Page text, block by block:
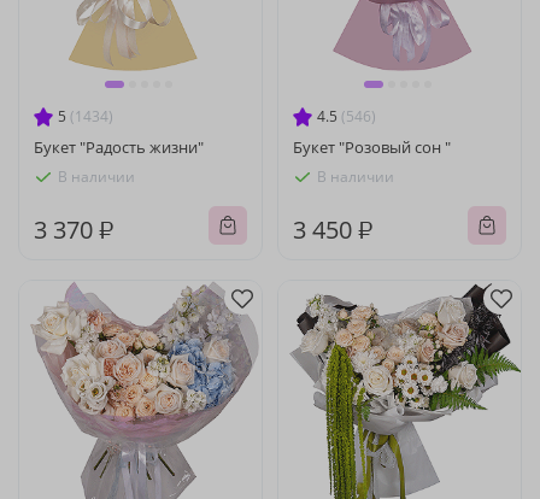
5 (1434)
Букет "Радость жизни"
В наличии
3 370 ₽
4.5 (546)
Букет "Розовый сон "
В наличии
3 450 ₽